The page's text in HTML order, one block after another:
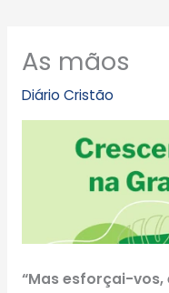
As mãos
Diário Cristão
“Mas esforçai-